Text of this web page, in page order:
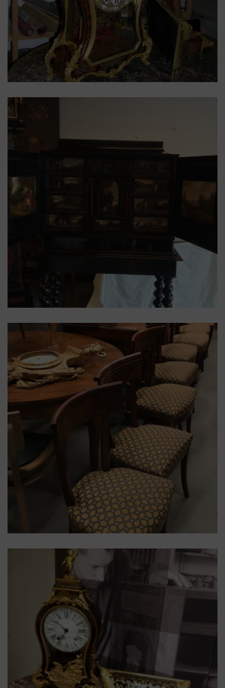
Cartel,écaille de tortue,Laiton,Napoléon III
cartel Napoléon III mouvement
cabinet,Ebene,XVII
cabinet XVIIe en ébène
acajou,chaise,époque,restauration
Chaise époque « Restauration »
en acajou